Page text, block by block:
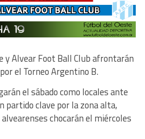
y Alvear Foot Ball Club afrontarán
el Torneo Argentino B.
el sábado como locales ante
partido clave por la zona alta,
chocarán el miércoles